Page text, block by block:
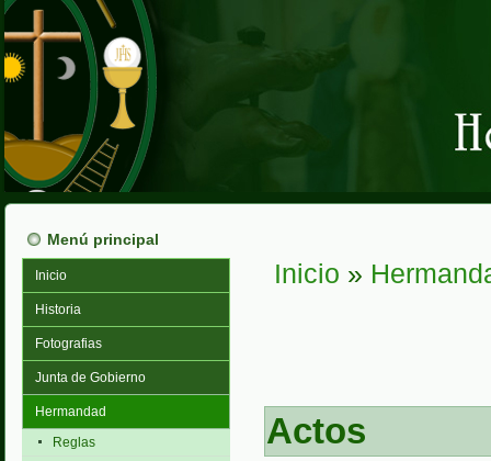
Menú principal
Inicio
Historia
Fotografias
Junta de Gobierno
Hermandad
Reglas
Usted está aquí
Inicio »
Actos